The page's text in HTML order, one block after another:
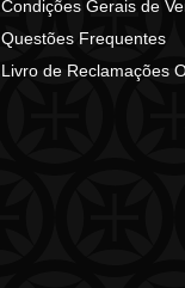
Condições Gerais de
Questões Frequentes
Livro de Reclamações